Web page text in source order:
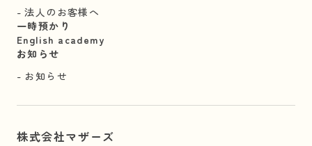
法人のお客様へ
一時預かり
English academy
お知らせ
お知らせ
株式会社マザーズ